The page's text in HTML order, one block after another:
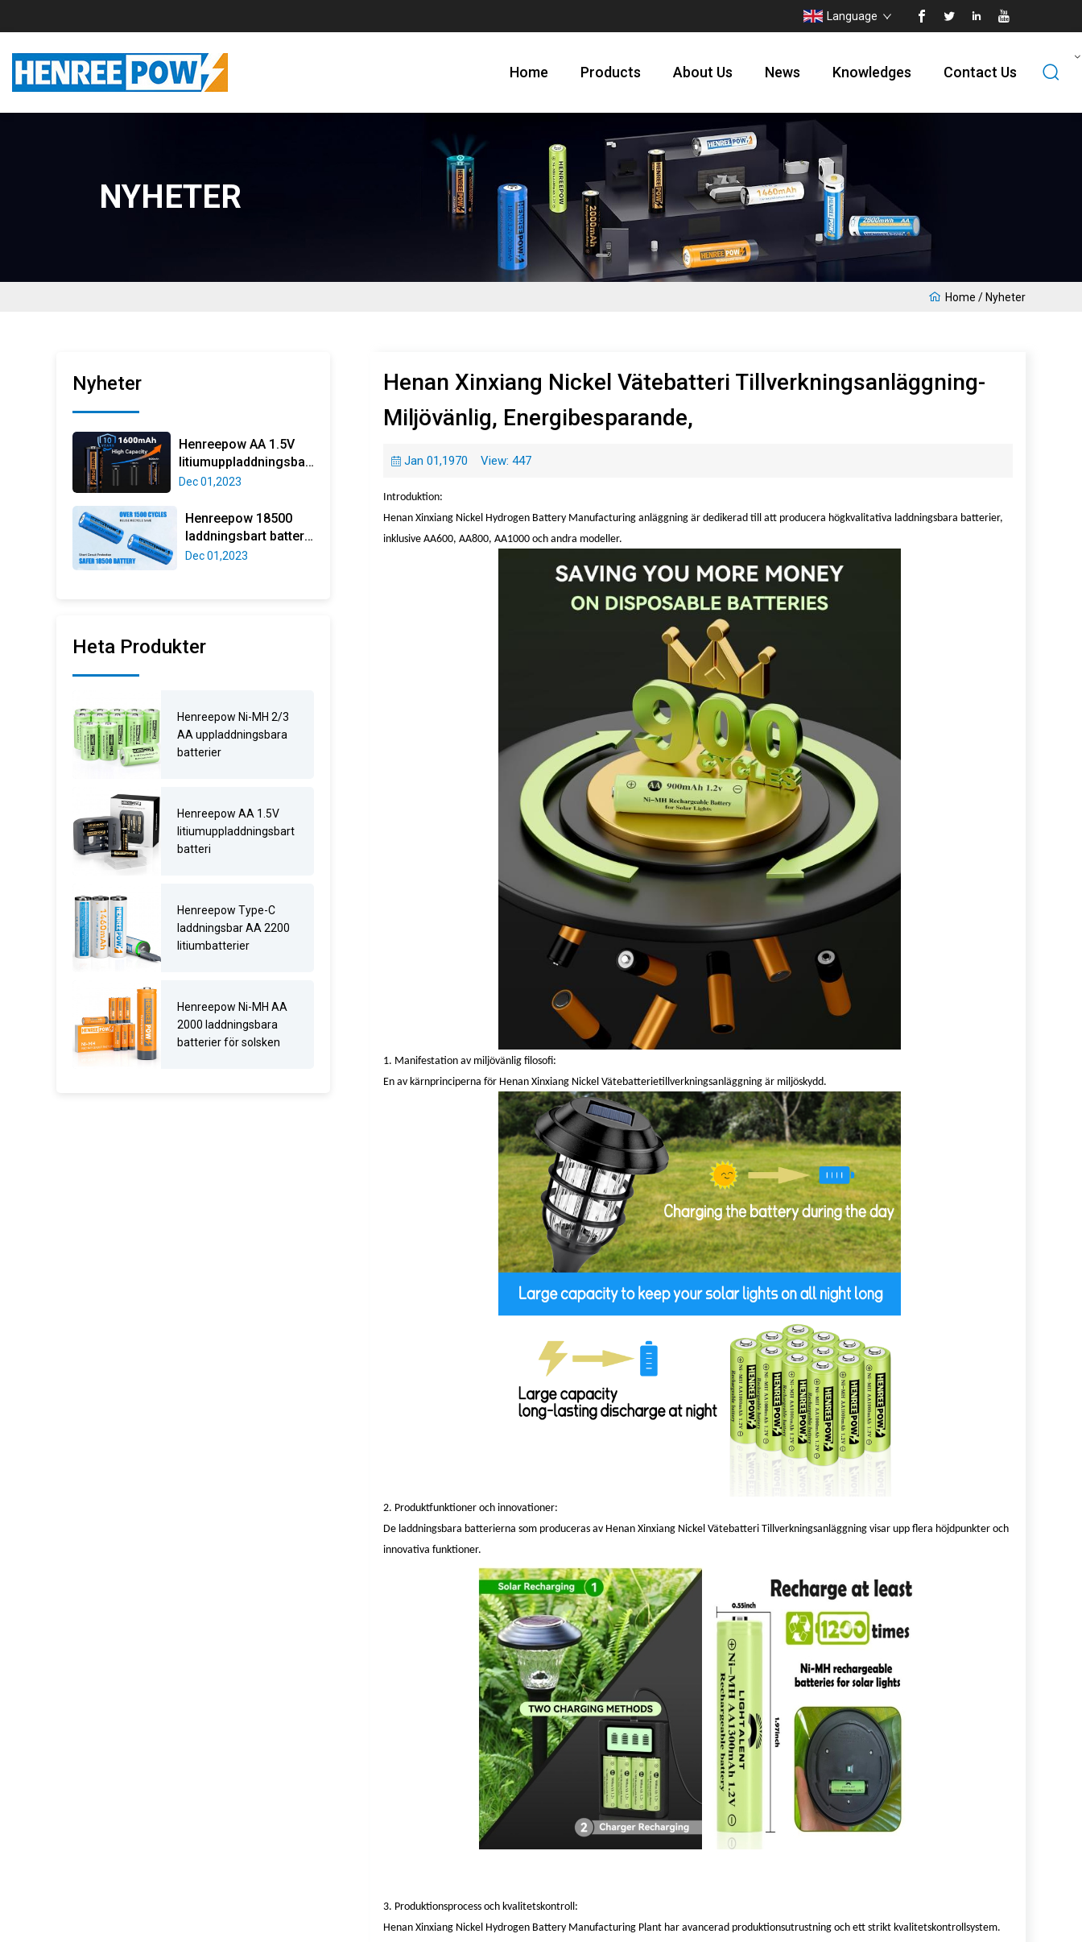
Language
Home Products About Us News Knowledges Contact Us
NYHETER
Home / Nyheter
Nyheter
Henreepow AA 1.5V
litiumuppladdningsbart
batteri, verklig hög
(2000mAh) Li-ion AA
Dec 01,2023
Henreepow 18500
laddningsbart batteri,
3.2V LifePo4
Dec 01,2023
Heta Produkter
Henreepow Ni-MH 2/3
AA uppladdningsbara
batterier
Henreepow AA 1.5V
litiumuppladdningsbart
batteri
Henreepow Type-C
laddningsbar AA 2200
litiumbatterier
Henreepow Ni-MH AA
2000 laddningsbara
batterier för solsken
Henan Xinxiang Nickel Vätebatteri Tillverkningsanläggning-
Miljövänlig, Energibesparande,
Jan 01,1970 View: 447
Introduktion:
Henan Xinxiang Nickel Hydrogen Battery Manufacturing anläggning är dedikerad till att producera högkvalitativa laddningsbara batterier,
inklusive AA600, AA800, AA1000 och andra modeller.
1. Manifestation av miljövänlig filosofi:
En av kärnprinciperna för Henan Xinxiang Nickel Vätebatterietillverkningsanläggning är miljöskydd.
2. Produktfunktioner och innovationer:
De laddningsbara batterierna som produceras av Henan Xinxiang Nickel Vätebatteri Tillverkningsanläggning visar upp flera höjdpunkter och
innovativa funktioner.
3. Produktionsprocess och kvalitetskontroll:
Henan Xinxiang Nickel Hydrogen Battery Manufacturing Plant har avancerad produktionsutrustning och ett strikt kvalitetskontrollsystem.